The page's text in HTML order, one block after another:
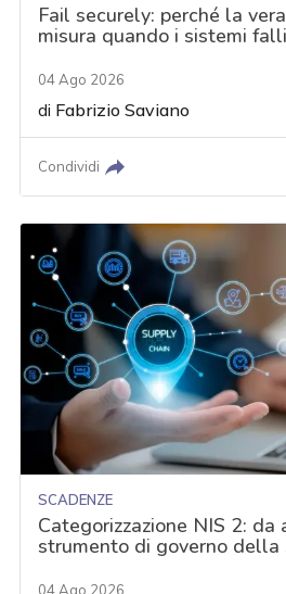
Fail securely: perché la
misura quando i sistemi
04 Ago 2026
di Fabrizio Saviano
Condividi
SCADENZE
Categorizzazione NIS 2: da
strumento di governo della
04 Ago 2026